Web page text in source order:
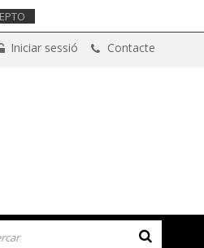
Iniciar sessió Contacte